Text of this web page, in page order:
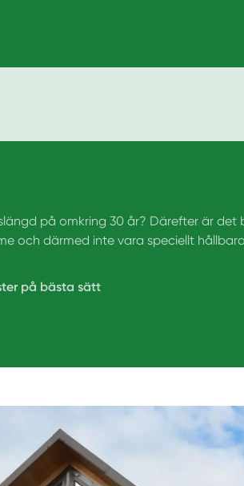
på omkring 30 år? Därefter är
och därmed inte vara speciellt
på bästa sätt